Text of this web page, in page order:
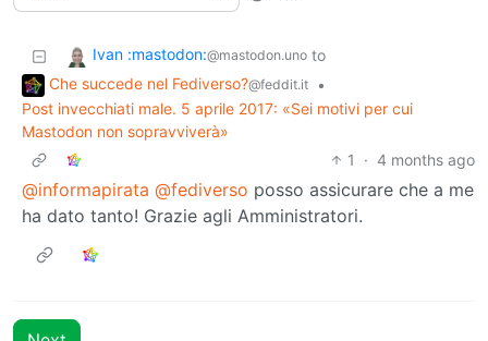
Ivan :mastodon:@mastodon.uno to
Che succede nel Fediverso?@feddit.it
•
Post invecchiati male. 5 aprile 2017: «Sei motivi per cui
Mastodon non sopravviverà»
1
· 4 months ago
@informapirata @fediverso posso assicurare che a me
ha dato tanto! Grazie agli Amministratori.